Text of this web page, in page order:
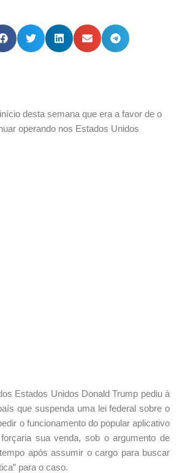
desta semana que era a favor de o
operando nos Estados Unidos
Estados Unidos Donald Trump pediu à
que suspenda uma lei federal sobre o
o funcionamento do popular aplicativo
sua venda, sob o argumento de
após assumir o cargo para buscar
para o caso.